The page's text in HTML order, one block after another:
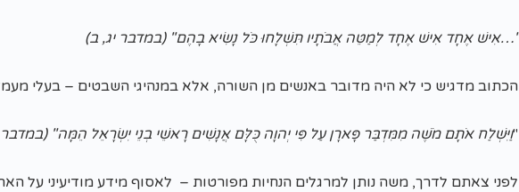
"…אִישׁ אֶחָד אִישׁ אֶחָד לְמַטֵּה אֲבֹתָיו תִּשְׁלָחוּ כֹּל נָשִׂיא בָהֶם" (במדבר יג, ב)
הכתוב מדגיש כי לא היה מדובר באנשים מן השורה, אלא במנהיגי השבטים – בעלי
"וַיִּשְׁלַח אֹתָם מֹשֶׁה מִמִּדְבַּר פָּארָן עַל פִּי יְהוָה כֻּלָּם אֲנָשִׁים רָאשֵׁי בְנֵי יִשְׂרָאֵל הֵמָּה" (במדבר
לפני צאתם לדרך, משה נותן למרגלים הנחיות מפורטות – לאסוף מידע מודיעיני על